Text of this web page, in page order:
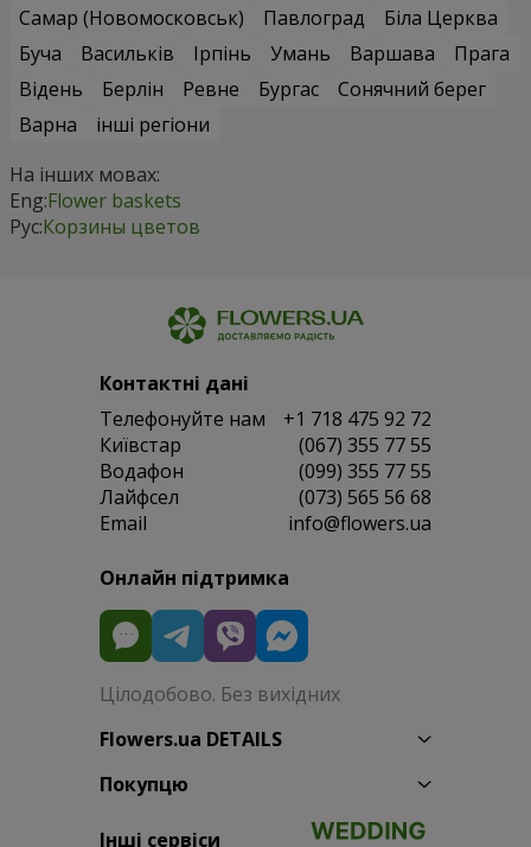
Самар (Новомосковськ)
Павлоград
Біла Церква
Буча
Васильків Ірпінь Умань Варшава
Прага
Відень
Берлін Ревне Бургас
Сонячний берег
Варна
інші регіони
На інших мовах:
Eng:Flower baskets
Рус:Корзины цветов
Контактні дані
Телефонуйте нам
+1 718 475 92 72
Київстар
(067) 355 77 55
Водафон
(099) 355 77 55
Лайфсел
(073) 565 56 68
Email
info@flowers.ua
Онлайн підтримка
Цілодобово. Без вихідних
Flowers.ua DETAILS
Покупцю
Інші сервіси